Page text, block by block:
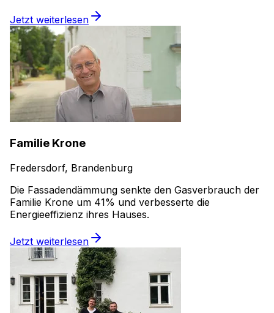
Jetzt weiterlesen
Familie Krone
Fredersdorf, Brandenburg
Die Fassadendämmung senkte den Gasverbrauch der
Familie Krone um 41% und verbesserte die
Energieeffizienz ihres Hauses.
Jetzt weiterlesen